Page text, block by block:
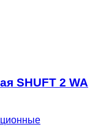
SHUFT 2 WA